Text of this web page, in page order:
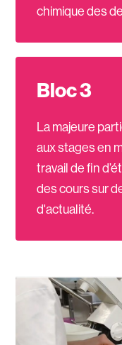
chimique des
Bloc 3
La majeure
aux stages en
travail de fin
des cours sur
d'actualité.